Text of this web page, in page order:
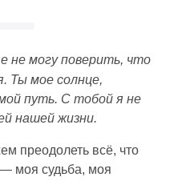
не могу поверить, что
Ты мое солнце,
путь. С тобой я не
нашей жизни.
преодолеть всё, что
моя судьба, моя